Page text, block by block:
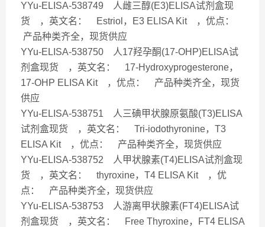
YYu-ELISA-538749 人雌三醇(E3)ELISA试剂盒现
货 ，英文名： Estriol，E3 ELISA Kit ，优点：
产品种类齐全，现货供应
YYu-ELISA-538750 人17羟孕酮(17-OHP)ELISA试
剂盒现货 ，英文名： 17-Hydroxyprogesterone，
17-OHP ELISA Kit ，优点： 产品种类齐全，现货
供应
YYu-ELISA-538751 人三碘甲状腺原氨酸(T3)ELISA
试剂盒现货 ，英文名： Tri-iodothyronine，T3
ELISA Kit ，优点： 产品种类齐全，现货供应
YYu-ELISA-538752 人甲状腺素(T4)ELISA试剂盒现
货 ，英文名： thyroxine，T4 ELISA Kit ，优
点： 产品种类齐全，现货供应
YYu-ELISA-538753 人游离甲状腺素(FT4)ELISA试
剂盒现货 ，英文名： Free Thyroxine，FT4 ELISA